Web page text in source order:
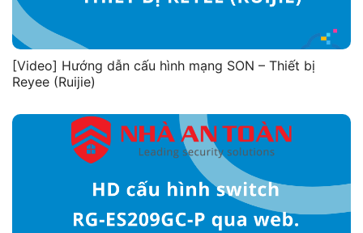
[Video] Hướng dẫn cấu hình mạng SON – Thiết bị
Reyee (Ruijie)